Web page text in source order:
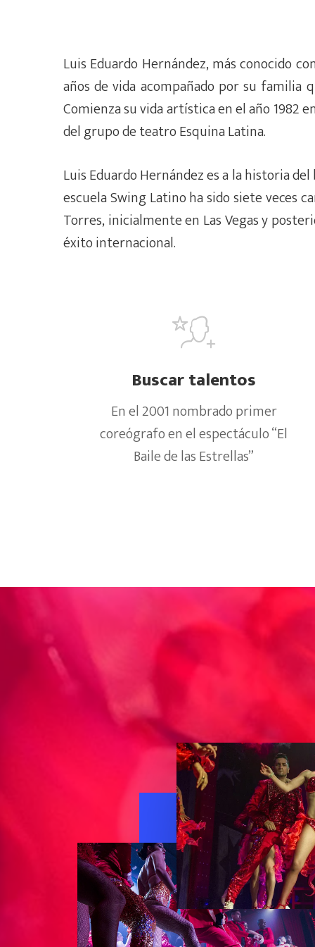
Luis Eduardo Hernández, más conocido
años de vida acompañado por su familia
Comienza su vida artística en el año 1982
del grupo de teatro Esquina Latina.
Luis Eduardo Hernández es a la historia
escuela Swing Latino ha sido siete veces
Torres, inicialmente en Las Vegas y
éxito internacional.
Buscar talentos
En el 2001 nombrado primer
coreógrafo en el espectáculo “El
Baile de las Estrellas”